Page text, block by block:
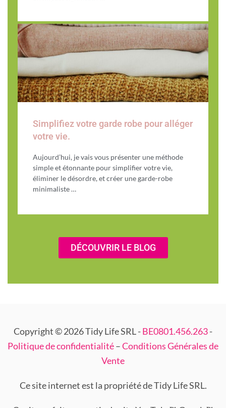
Simplifiez votre garde robe pour alléger
votre vie.
Aujourd’hui, je vais vous présenter une méthode
simple et étonnante pour simplifier votre vie,
éliminer le désordre, et créer une garde-robe
minimaliste …
DÉCOUVRIR LE BLOG
Copyright © 2026 Tidy Life SRL -BE0801.456.263-
Politique de confidentialité–Conditions Générales de
Vente
Ce site internet est la propriété de Tidy Life SRL.